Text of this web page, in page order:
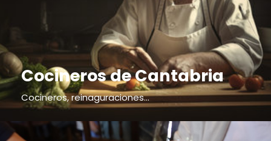
Cocineros de Cantabria
Cocineros, reinaguraciones...